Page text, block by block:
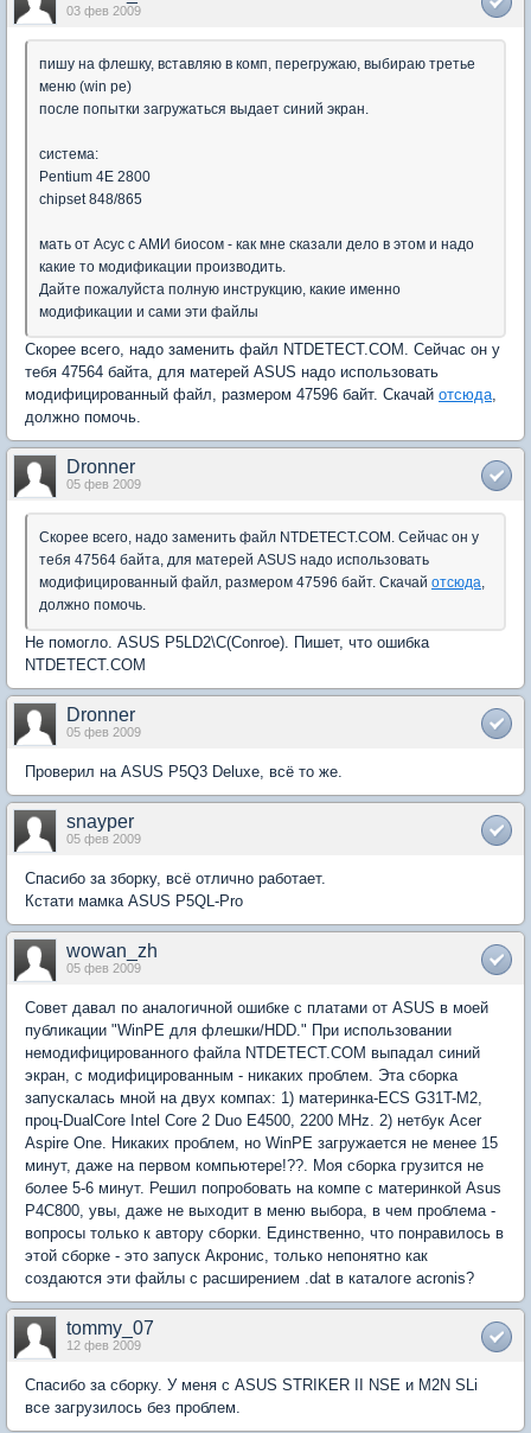
03 фев 2009
пишу на флешку, вставляю в комп, перегружаю, выбираю третье
меню (win pe)
после попытки загружаться выдает синий экран.
система:
Pentium 4E 2800
chipset 848/865
мать от Асус с АМИ биосом - как мне сказали дело в этом и надо
какие то модификации производить.
Дайте пожалуйста полную инструкцию, какие именно
модификации и сами эти файлы
Скорее всего, надо заменить файл NTDETECT.COM. Сейчас он у
тебя 47564 байта, для матерей ASUS надо использовать
модифицированный файл, размером 47596 байт. Скачай отсюда,
должно помочь.
Dronner
05 фев 2009
Скорее всего, надо заменить файл NTDETECT.COM. Сейчас он у
тебя 47564 байта, для матерей ASUS надо использовать
модифицированный файл, размером 47596 байт. Скачай отсюда,
должно помочь.
Не помогло. ASUS P5LD2\C(Conroe). Пишет, что ошибка
NTDETECT.COM
Dronner
05 фев 2009
Проверил на ASUS P5Q3 Deluxe, всё то же.
snayper
05 фев 2009
Спасибо за зборку, всё отлично работает.
Кстати мамка ASUS P5QL-Pro
wowan_zh
05 фев 2009
Совет давал по аналогичной ошибке с платами от ASUS в моей
публикации "WinPE для флешки/HDD." При использовании
немодифицированного файла NTDETECT.COM выпадал синий
экран, с модифицированным - никаких проблем. Эта сборка
запускалась мной на двух компах: 1) материнка-ECS G31T-M2,
проц-DualCore Intel Core 2 Duo E4500, 2200 MHz. 2) нетбук Acer
Aspire One. Никаких проблем, но WinPE загружается не менее 15
минут, даже на первом компьютере!??. Моя сборка грузится не
более 5-6 минут. Решил попробовать на компе с материнкой Asus
P4C800, увы, даже не выходит в меню выбора, в чем проблема -
вопросы только к автору сборки. Единственно, что понравилось в
этой сборке - это запуск Акронис, только непонятно как
создаются эти файлы с расширением .dat в каталоге acronis?
tommy_07
12 фев 2009
Спасибо за сборку. У меня с ASUS STRIKER II NSE и M2N SLi
все загрузилось без проблем.